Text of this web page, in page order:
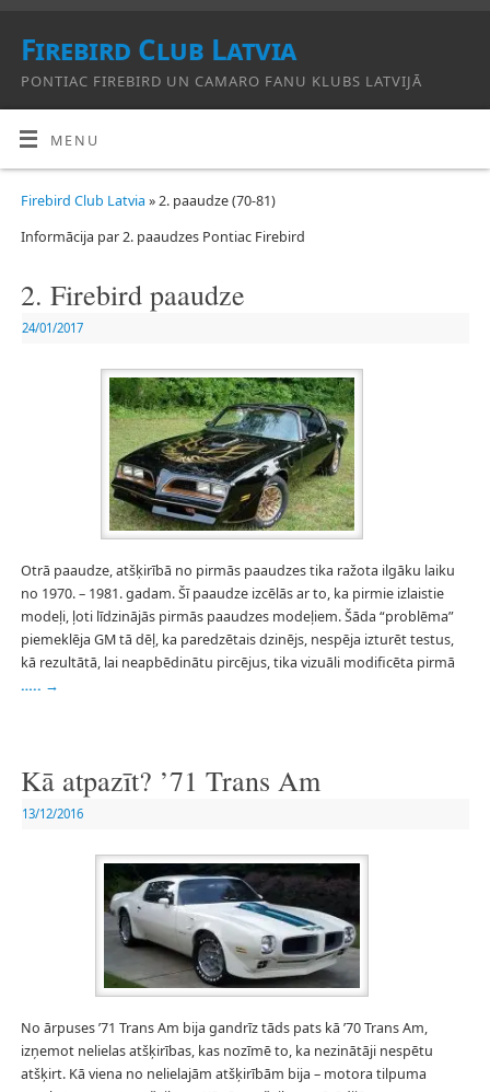
Firebird Club Latvia
PONTIAC FIREBIRD UN CAMARO FANU KLUBS LATVIJĀ
MENU
Firebird Club Latvia » 2. paaudze (70-81)
Informācija par 2. paaudzes Pontiac Firebird
2. Firebird paaudze
24/01/2017
Otrā paaudze, atšķirībā no pirmās paaudzes tika ražota ilgāku laiku
no 1970. – 1981. gadam. Šī paaudze izcēlās ar to, ka pirmie izlaistie
modeļi, ļoti līdzinājās pirmās paaudzes modeļiem. Šāda “problēma”
piemeklēja GM tā dēļ, ka paredzētais dzinējs, nespēja izturēt testus,
kā rezultātā, lai neapbēdinātu pircējus, tika vizuāli modificēta pirmā
….. →
Kā atpazīt? ’71 Trans Am
13/12/2016
No ārpuses ’71 Trans Am bija gandrīz tāds pats kā ’70 Trans Am,
izņemot nelielas atšķirības, kas nozīmē to, ka nezinātāji nespētu
atšķirt. Kā viena no nelielajām atšķirībām bija – motora tilpuma